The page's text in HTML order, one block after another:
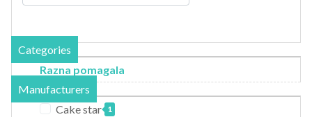
Categories
Razna pomagala
Manufacturers
Cake star 1